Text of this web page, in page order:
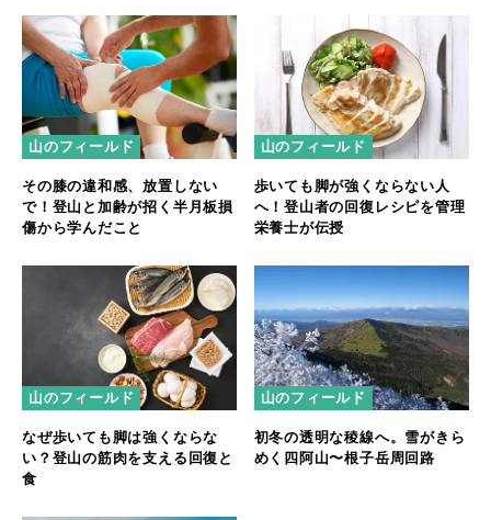
山のフィールド
その膝の違和感、放置しない
で！登山と加齢が招く半月板損
傷から学んだこと
山のフィールド
歩いても脚が強くならない人
へ！登山者の回復レシピを管理
栄養士が伝授
山のフィールド
なぜ歩いても脚は強くならな
い？登山の筋肉を支える回復と
食
山のフィールド
初冬の透明な稜線へ。雪がきら
めく四阿山〜根子岳周回路